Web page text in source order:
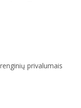
privalumais